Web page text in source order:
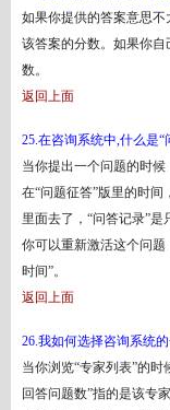
如果你提供的答案意思
该答案的分数。如果你
数。
返回上面
25.在咨询系统中,什么是“
当你提出一个问题的时候
在“问题征答”版里的时间
里面去了，“问答记录”
你可以重新激活这个问题
时间”。
返回上面
26.我如何选择咨询系统
当你浏览“专家列表”的时
回答问题数”指的是该专